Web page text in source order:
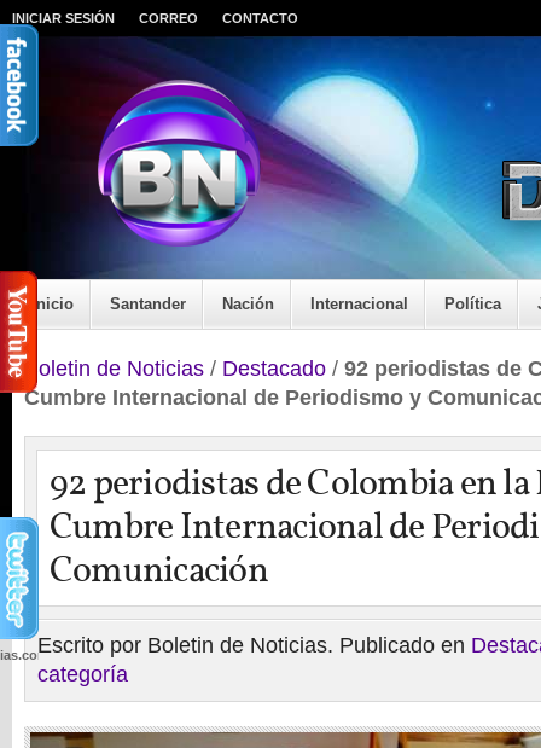
INICIAR SESIÓN CORREO CONTACTO
Inicio Santander Nación Internacional Política
Boletin de Noticias / Destacado / 92 periodistas de
Cumbre Internacional de Periodismo y
92 periodistas de Colombia en
Cumbre Internacional de
Comunicación
Escrito por Boletin de Noticias. Publicado en
categoría
wp-